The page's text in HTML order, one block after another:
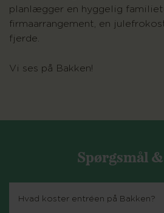
planlægger en hyggelig
firmaarrangement, en
fjerde.
Vi ses på Bakken!
Spørgsmål
Hvad koster entréen på Bakken?